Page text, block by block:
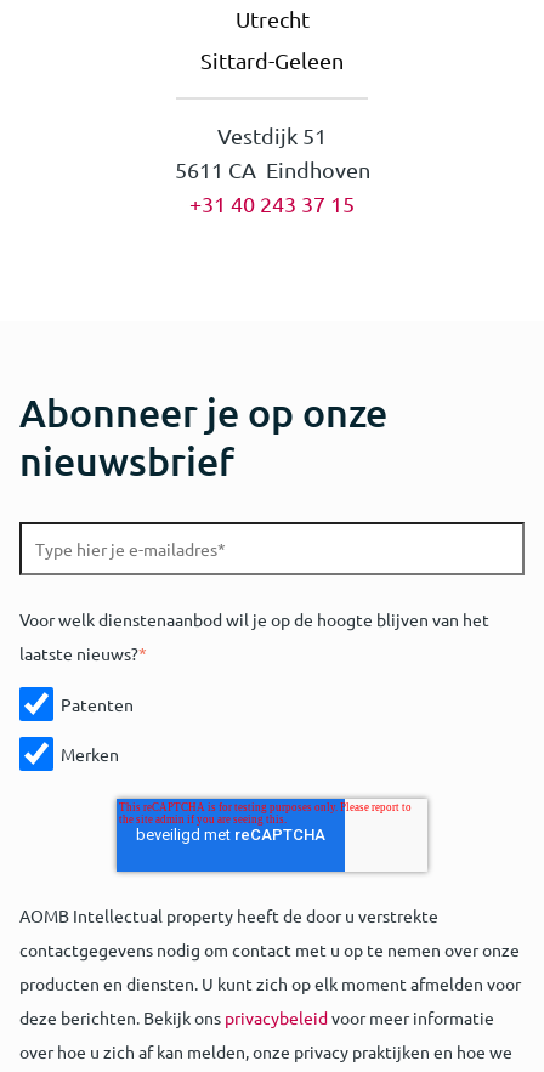
Utrecht
Sittard-Geleen
Vestdijk 51
5611 CA Eindhoven
+31 40 243 37 15
Abonneer je op onze
nieuwsbrief
Voor welk dienstenaanbod wil je op de hoogte blijven van het
laatste nieuws?*
Patenten
Merken
AOMB Intellectual property heeft de door u verstrekte
contactgegevens nodig om contact met u op te nemen over onze
producten en diensten. U kunt zich op elk moment afmelden voor
deze berichten. Bekijk ons privacybeleidvoor meer informatie
over hoe u zich af kan melden, onze privacy praktijken en hoe we